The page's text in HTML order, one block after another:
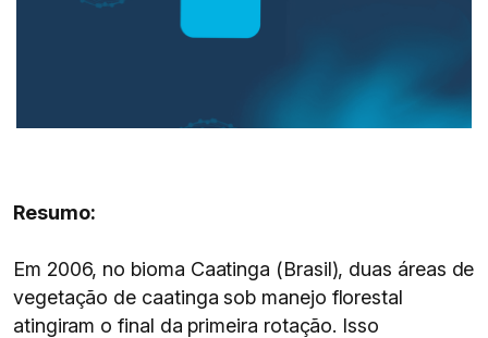
Resumo:
Em 2006, no bioma Caatinga (Brasil), duas áreas de
vegetação de caatinga sob manejo florestal
atingiram o final da primeira rotação. Isso